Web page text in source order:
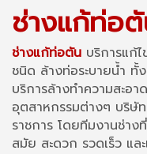
ช่างแก้ท่อ
ช่างแก้ท่อตัน บริการแก้
ชนิด ล้างท่อระบายน้ำ ทั้
บริการล้างทำความสะอา
อุตสาหกรรมต่างๆ บริษั
ราชการ โดยทีมงานช่า
สมัย สะดวก รวดเร็ว แล